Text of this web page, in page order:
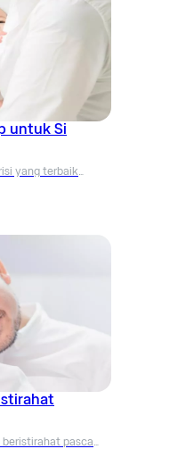
untuk Si
yang terbaik
pasca